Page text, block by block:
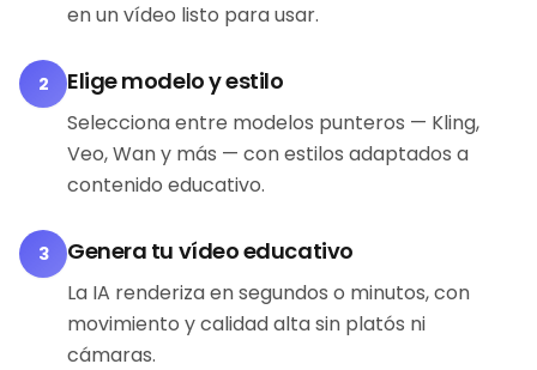
en un vídeo listo para usar.
2 Elige modelo y estilo
Selecciona entre modelos punteros — Kling,
Veo, Wan y más — con estilos adaptados a
contenido educativo.
3 Genera tu vídeo educativo
La IA renderiza en segundos o minutos, con
movimiento y calidad alta sin platós ni
cámaras.